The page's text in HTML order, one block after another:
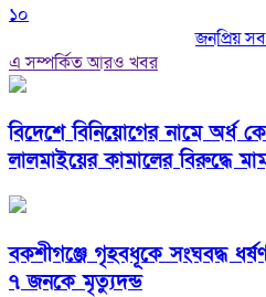
১০
জনপ্রিয়
এ সম্পর্কিত আরও খবর
বিদেশে বিনিয়োগের নামে অর্ধ
লালমাইয়ের কামালের বিরুদ্ধে
বকশীগঞ্জে গৃহবধূকে সংঘবদ্ধ
৭ জনকে মৃত্যুদন্ড